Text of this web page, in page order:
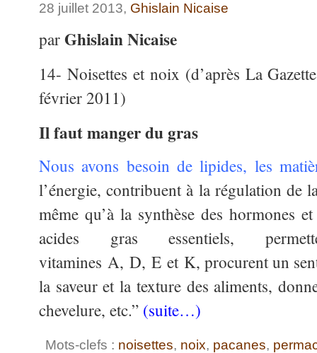
28 juillet 2013, Ghislain Nicaise
parGhislain Nicaise
14- Noisettes et noix (d’après La
février 2011)
Il faut manger du gras
Nous avons besoin de lipides, les
l’énergie, contribuent à la régulation de
même qu’à la synthèse des hormones
acides gras essentiels,
vitamines A, D, E et K, procurent un
la saveur et la texture des aliments,
chevelure, etc.” (suite…)
Mots-clefs : noisettes, noix, pacanes,